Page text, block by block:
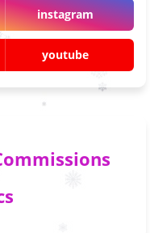
instagram
youtube